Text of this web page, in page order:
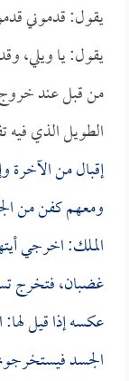
يقول: قدموني
يقول: يا ويلي،
من قبل عند
الطويل الذي
إقبال من الآخرة
ومعهم كفن من
الملك: اخرجي
غضبان، فتخرج
عكسه إذا قيل
الجسد